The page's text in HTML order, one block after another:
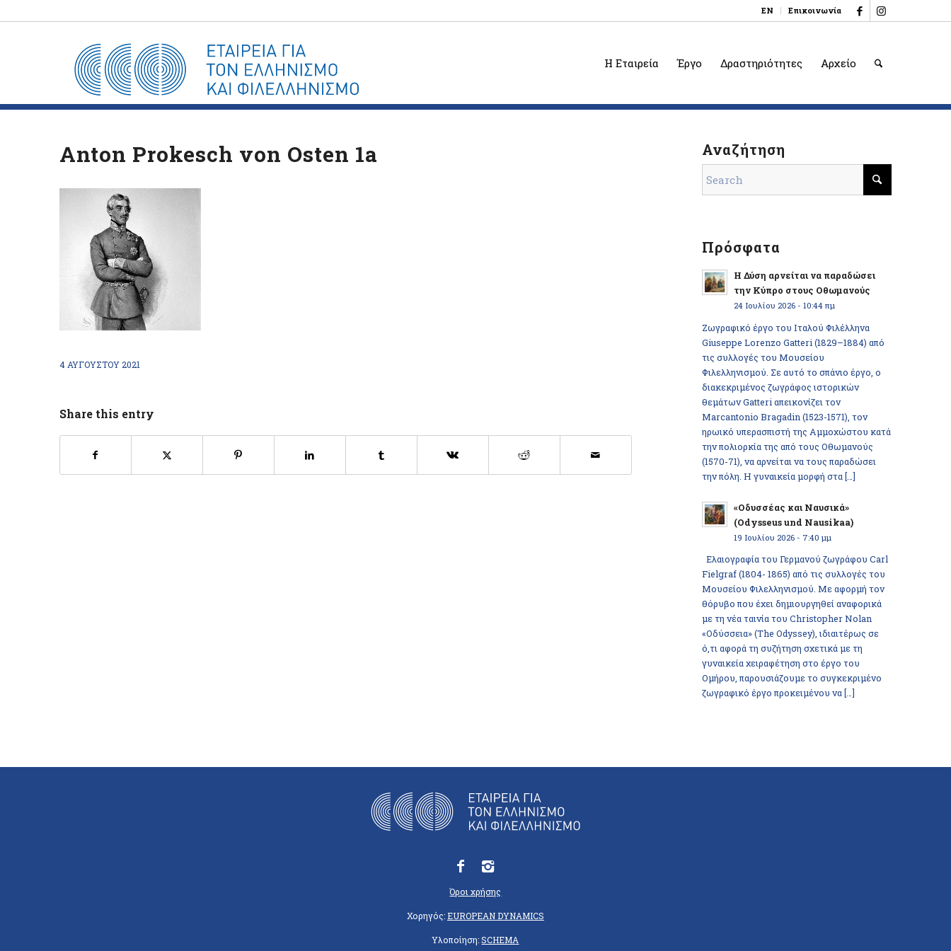
EN Επικοινωνία
Η Εταιρεία Έργο Δραστηριότητες Αρχείο
Anton Prokesch von Osten 1a
4 ΑΥΓΟΎΣΤΟΥ 2021
Share this entry
Αναζήτηση
Πρόσφατα
Η Δύση αρνείται να παραδώσει
την Κύπρο στους Οθωμανούς
24 Ιουλίου 2026 - 10:44 πμ
Ζωγραφικό έργο του Ιταλού Φιλέλληνα
Giuseppe Lorenzo Gatteri (1829–1884) από
τις συλλογές του Μουσείου
Φιλελληνισμού. Σε αυτό το σπάνιο έργο, ο
διακεκριμένος ζωγράφος ιστορικών
θεμάτων Gatteri απεικονίζει τον
Marcantonio Bragadin (1523-1571), τον
ηρωικό υπερασπιστή της Αμμοχώστου κατά
την πολιορκία της από τους Οθωμανούς
(1570-71), να αρνείται να τους παραδώσει
την πόλη. Η γυναικεία μορφή στα […]
«Οδυσσέας και Ναυσικά»
(Odysseus und Nausikaa)
19 Ιουλίου 2026 - 7:40 μμ
Ελαιογραφία του Γερμανού ζωγράφου Carl
Fielgraf (1804- 1865) από τις συλλογές του
Μουσείου Φιλελληνισμού. Με αφορμή τον
θόρυβο που έχει δημιουργηθεί αναφορικά
με τη νέα ταινία του Christopher Nolan
«Οδύσσεια» (The Odyssey), ιδιαιτέρως σε
ό,τι αφορά τη συζήτηση σχετικά με τη
γυναικεία χειραφέτηση στο έργο του
Ομήρου, παρουσιάζουμε το συγκεκριμένο
ζωγραφικό έργο προκειμένου να […]
Όροι χρήσης
Χορηγός:EUROPEAN DYNAMICS
Υλοποίηση:SCHEMA